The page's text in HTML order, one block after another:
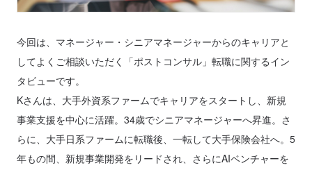
今回は、マネージャー・シニアマネージャーからのキャリアと
してよくご相談いただく「ポストコンサル」転職に関するイン
タビューです。
Kさんは、大手外資系ファームでキャリアをスタートし、新規
事業支援を中心に活躍。34歳でシニアマネージャーへ昇進。さ
らに、大手日系ファームに転職後、一転して大手保険会社へ。5
年もの間、新規事業開発をリードされ、さらにAIベンチャーを